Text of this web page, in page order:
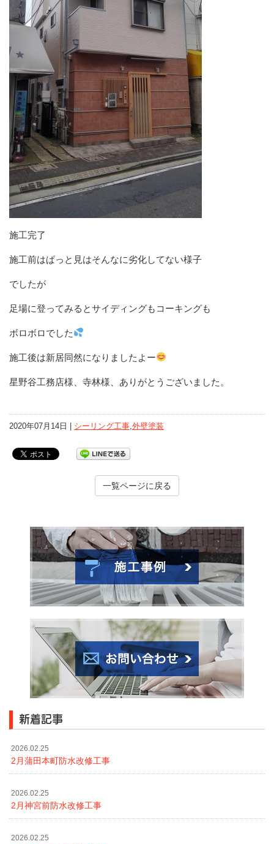
施工完了
施工前はぱっと見はそんなに劣化してない様子
でしたが
足場に登ってみるとサイディングもコーキングも
ボロボロでした
施工後は新居同然になりましたよー
星野谷工務店様、寺林様、ありがとうございました。
2020年07月14日 | シーリング工事 外壁塗装
一覧ページに戻る
新着記事
2026.02.25
2月蒲田本町防水改修工事
2026.02.25
2月神宮前防水改修工事
2026.02.25